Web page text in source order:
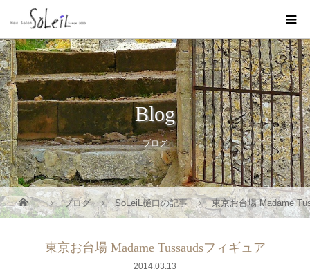
Blog
ブログ
ブログ SoLeiL樋口の記事 東京お台場 Madame
東京お台場 Madame Tussaudsフィギュア
2014.03.13